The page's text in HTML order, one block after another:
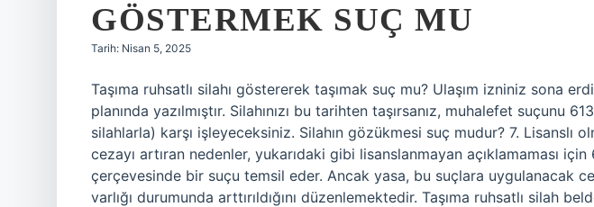
GÖSTERMEK SUÇ MU
Tarih: Nisan 5, 2025
Taşıma ruhsatlı silahı göstererek taşımak suç mu? Ulaşım izniniz sona
planında yazılmıştır. Silahınızı bu tarihten taşırsanız, muhalefet suçunu
silahlarla) karşı işleyeceksiniz. Silahın gözükmesi suç mudur? 7. Lisanslı
cezayı artıran nedenler, yukarıdaki gibi lisanslanmayan açıklamaması için
çerçevesinde bir suçu temsil eder. Ancak yasa, bu suçlara uygulanacak
varlığı durumunda arttırıldığını düzenlemektedir. Taşıma ruhsatlı silah